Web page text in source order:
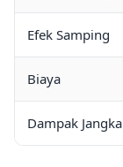
Efek Samping
Biaya
Dampak